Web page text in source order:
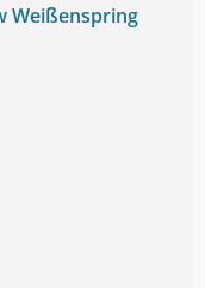
Weißenspring